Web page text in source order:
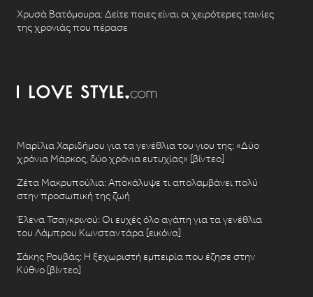
Χρυσά Βατόμουρα: Δείτε ποιες είναι οι χειρότερες ταινίες
της χρονιάς που πέρασε
Μαρίλια Χαριδήμου για τα γενέθλια του γιου της: «Δύο
χρόνια Μάρκος, δύο χρόνια ευτυχίας» [βίντεο]
Ζέτα Μακρυπούλια: Αποκάλυψε τι απολαμβάνει πολύ
στην προσωπική της ζωή
Έλενα Τσαγκρινού: Οι ευχές όλο αγάπη για τα γενέθλια
του Λάμπρου Κωνσταντάρα [εικόνα]
Σάκης Ρουβάς: Η ξεχωριστή εμπειρία που έζησε στην
Κύθνο [βίντεο]